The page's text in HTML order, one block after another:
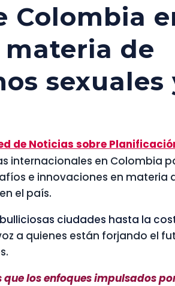
Colombia
de
sexuales
de Noticias sobre
internacionales en Colombia
e innovaciones en materia
el país.
ciudades hasta la
a quienes están forjando el
los enfoques impulsados